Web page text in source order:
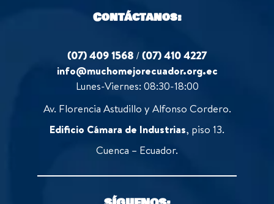
Contáctanos:
(07) 409 1568 /(07) 410 4227
info@muchomejorecuador.org.ec
Lunes-Viernes: 08:30-18:00
Av. Florencia Astudillo y Alfonso Cordero.
Edificio Cámara de Industrias, piso 13.
Cuenca – Ecuador.